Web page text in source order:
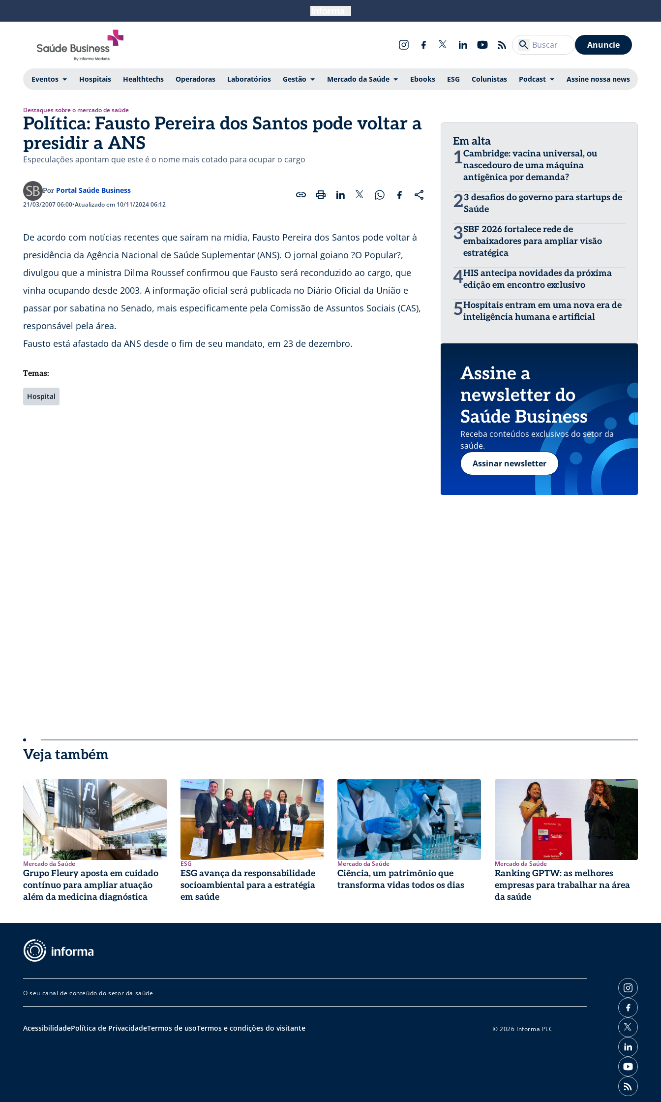
Anuncie
Eventos Hospitais Healthtechs Operadoras Laboratórios Gestão Mercado da Saúde Ebooks ESG Colunistas Podcast Assine nossa news
Destaques sobre o mercado de saúde
Política: Fausto Pereira dos Santos pode voltar a
presidir a ANS
Especulações apontam que este é o nome mais cotado para ocupar o cargo
Por Portal Saúde Business
21/03/2007 06:00•Atualizado em 10/11/2024 06:12
De acordo com notícias recentes que saíram na mídia, Fausto Pereira dos Santos pode voltar à
presidência da Agência Nacional de Saúde Suplementar (ANS). O jornal goiano ?O Popular?,
divulgou que a ministra Dilma Roussef confirmou que Fausto será reconduzido ao cargo, que
vinha ocupando desde 2003. A informação oficial será publicada no Diário Oficial da União e
passar por sabatina no Senado, mais especificamente pela Comissão de Assuntos Sociais (CAS),
responsável pela área.
Fausto está afastado da ANS desde o fim de seu mandato, em 23 de dezembro.
Temas:
Hospital
Em alta
1Cambridge: vacina universal, ou
nascedouro de uma máquina
antigênica por demanda?
23 desafios do governo para startups de
Saúde
3SBF 2026 fortalece rede de
embaixadores para ampliar visão
estratégica
4HIS antecipa novidades da próxima
edição em encontro exclusivo
5Hospitais entram em uma nova era de
inteligência humana e artificial
Assine a
newsletter do
Saúde Business
Receba conteúdos exclusivos do setor da
saúde.
Assinar newsletter
Veja também
Mercado da Saúde
Grupo Fleury aposta em cuidado
contínuo para ampliar atuação
além da medicina diagnóstica
ESG
ESG avança da responsabilidade
socioambiental para a estratégia
em saúde
Mercado da Saúde
Ciência, um patrimônio que
transforma vidas todos os dias
Mercado da Saúde
Ranking GPTW: as melhores
empresas para trabalhar na área
da saúde
O seu canal de conteúdo do setor da saúde
AcessibilidadePolítica de PrivacidadeTermos de usoTermos e condições do visitante © 2026 Informa PLC